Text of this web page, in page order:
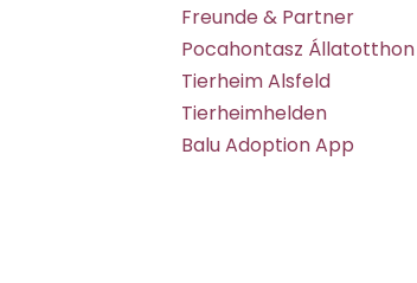
Freunde & Partner
Pocahontasz Állatotthon
Tierheim Alsfeld
Tierheimhelden
Balu Adoption App